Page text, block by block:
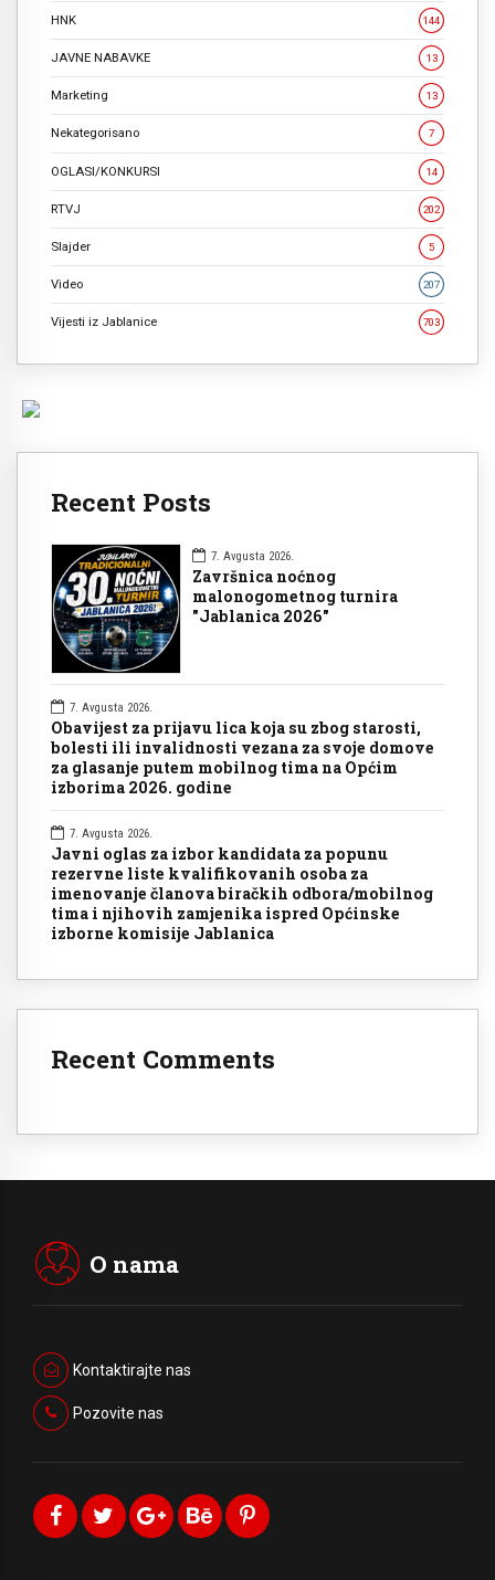
HNK 144
JAVNE NABAVKE 13
Marketing 13
Nekategorisano 7
OGLASI/KONKURSI 14
RTVJ 202
Slajder 5
Video 207
Vijesti iz Jablanice 703
Recent Posts
7. Avgusta 2026.
Završnica noćnog
malonogometnog turnira
"Jablanica 2026"
7. Avgusta 2026.
Obavijest za prijavu lica koja su zbog starosti,
bolesti ili invalidnosti vezana za svoje domove
za glasanje putem mobilnog tima na Općim
izborima 2026. godine
7. Avgusta 2026.
Javni oglas za izbor kandidata za popunu
rezervne liste kvalifikovanih osoba za
imenovanje članova biračkih odbora/mobilnog
tima i njihovih zamjenika ispred Općinske
izborne komisije Jablanica
Recent Comments
O nama
Kontaktirajte nas
Pozovite nas